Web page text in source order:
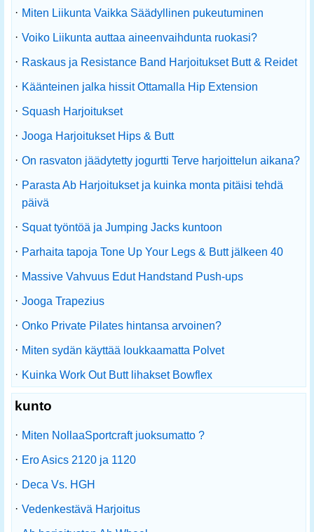
· Miten Liikunta Vaikka Säädyllinen pukeutuminen
· Voiko Liikunta auttaa aineenvaihdunta ruokasi?
· Raskaus ja Resistance Band Harjoitukset Butt & Reidet
· Käänteinen jalka hissit Ottamalla Hip Extension
· Squash Harjoitukset
· Jooga Harjoitukset Hips & Butt
· On rasvaton jäädytetty jogurtti Terve harjoittelun aikana?
· Parasta Ab Harjoitukset ja kuinka monta pitäisi tehdä
päivä
· Squat työntöä ja Jumping Jacks kuntoon
· Parhaita tapoja Tone Up Your Legs & Butt jälkeen 40
· Massive Vahvuus Edut Handstand Push-ups
· Jooga Trapezius
· Onko Private Pilates hintansa arvoinen?
· Miten sydän käyttää loukkaamatta Polvet
· Kuinka Work Out Butt lihakset Bowflex
kunto
· Miten NollaaSportcraft juoksumatto ?
· Ero Asics 2120 ja 1120
· Deca Vs. HGH
· Vedenkestävä Harjoitus